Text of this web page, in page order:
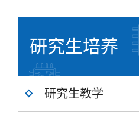
研究生培养
研究生教学